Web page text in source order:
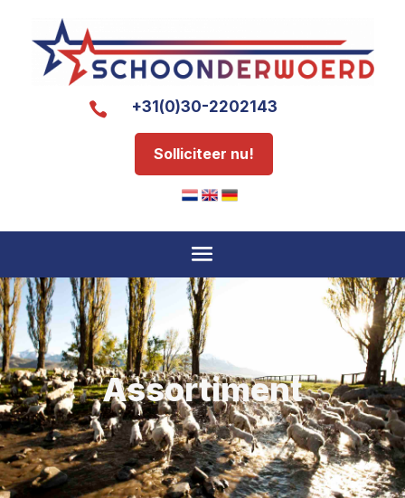
 +31(0)30-2202143
Solliciteer nu!
Assortiment